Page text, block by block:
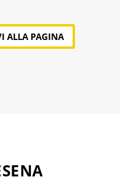
ALLA PAGINA